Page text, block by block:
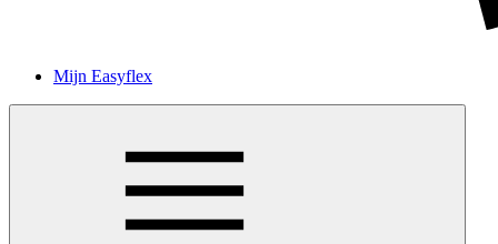
Mijn Easyflex